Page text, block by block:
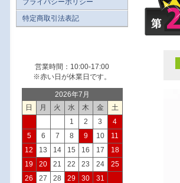
特定商取引法表記
営業時間：10:00-17:00
※赤い日が休業日です。
2026年7月
日
月 火 水 木 金
土
1
2 3
4
5
6 7 8 9 10
11
12
13 14 15 16 17
18
19
20 21 22 23 24
25
26
27 28 29 30 31